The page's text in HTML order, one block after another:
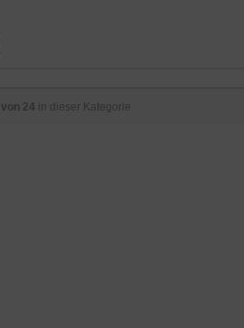
24 in dieser Kategorie